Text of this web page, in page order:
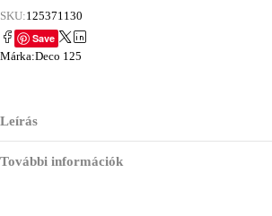
SKU:125371130
Save
Márka:Deco 125
Leírás
További információk